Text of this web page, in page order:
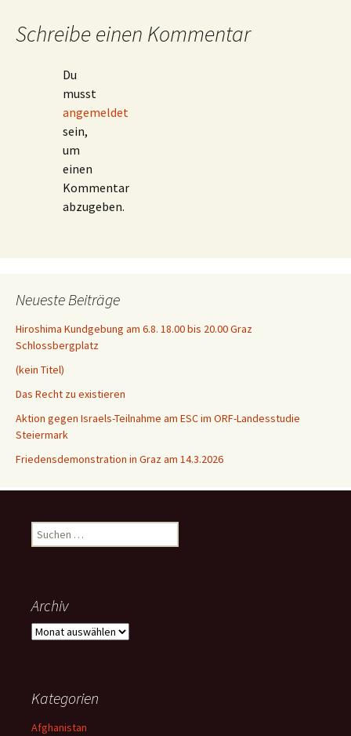
Schreibe einen Kommentar
Du
musst
angemeldet
sein,
um
einen
Kommentar
abzugeben.
Neueste Beiträge
Hiroshima Kundgebung am 6.8. 18.00 bis 20.00 Graz
Schlossbergplatz
(kein Titel)
Das Recht zu existieren
Aktion gegen Israels-Teilnahme am ESC im ORF-Landesstudie
Steiermark
Friedensdemonstration in Graz am 14.3.2026
Suchen
nach:
Archiv
Archiv
Kategorien
Afghanistan